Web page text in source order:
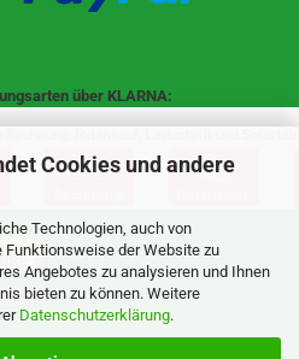
Cookies und andere
Technologien, auch von
Funktionsweise der Website zu
Angebotes zu analysieren und Ihnen
bieten zu können. Weitere
Datenschutzerklärung.
über KLARNA: